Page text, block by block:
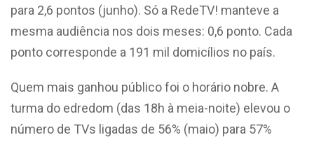
para 2,6 pontos (junho). Só a RedeTV! manteve a
mesma audiência nos dois meses: 0,6 ponto. Cada
ponto corresponde a 191 mil domicílios no país.
Quem mais ganhou público foi o horário nobre. A
turma do edredom (das 18h à meia-noite) elevou o
número de TVs ligadas de 56% (maio) para 57%